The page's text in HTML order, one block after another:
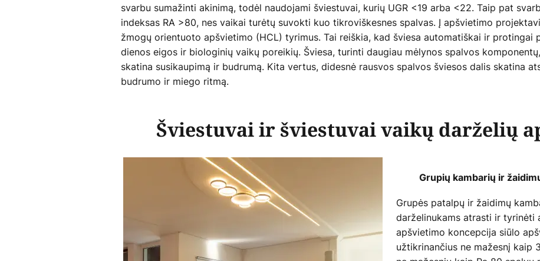
svarbu sumažinti akinimą, todėl naudojami šviestuvai, kurių UGR <19 arba <22. Taip pat
indeksas RA >80, nes vaikai turėtų suvokti kuo tikroviškesnes spalvas. Į apšvietimo
žmogų orientuoto apšvietimo (HCL) tyrimus. Tai reiškia, kad šviesa automatiškai ir protingai
dienos eigos ir biologinių vaikų poreikių. Šviesa, turinti daugiau mėlynos spalvos
skatina susikaupimą ir budrumą. Kita vertus, didesnė rausvos spalvos šviesos dalis skatina
budrumo ir miego ritmą.
Šviestuvai ir šviestuvai vaikų darželių
Grupių kambarių ir
Grupės patalpų ir žaidimų
darželinukams atrasti ir tyrinėti
apšvietimo koncepcija siūlo
užtikrinančius ne mažesnį kaip